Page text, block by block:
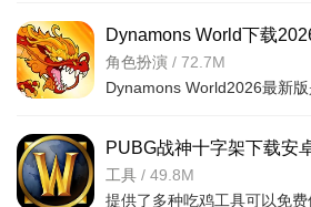
和审批等内容。
2、支持根据个人工作需求灵活配置
程、聊天、会议等，从而极大地提升了
3、此外，“我的关注”功能允许用户
化，确保不错过任何重要更新。
Dynamons World下载
v1.12.62 安卓版
角色扮演 / 72.7M
PUBG战神十字架下载安
v7.68.0安卓免费版
工具 / 49.8M